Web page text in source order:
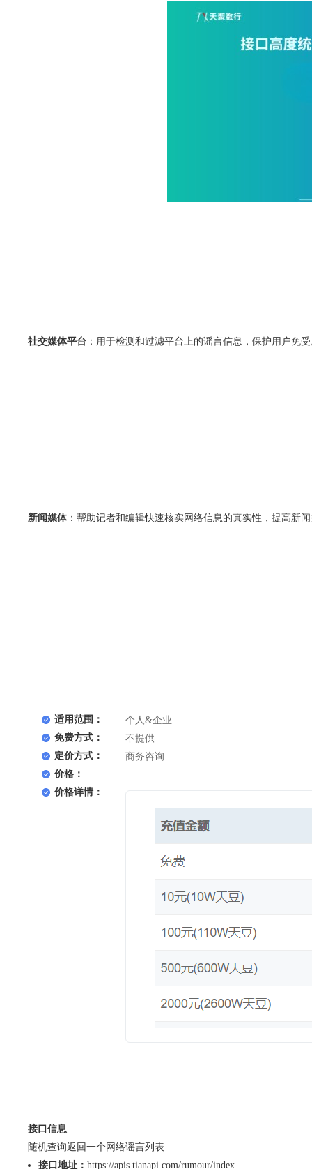
社交媒体平台 ：用于检测和过滤平台上的谣言信息，保护用户免
新闻媒体：帮助记者和编辑快速核实网络信息的真实性，提高新
适用范围：
个人&企业
免费方式：
不提供
定价方式：
商务咨询
价格：
价格详情：
接口信息
随机查询返回一个网络谣言列表
接口地址： https://apis.tianapi.com/rumour/index